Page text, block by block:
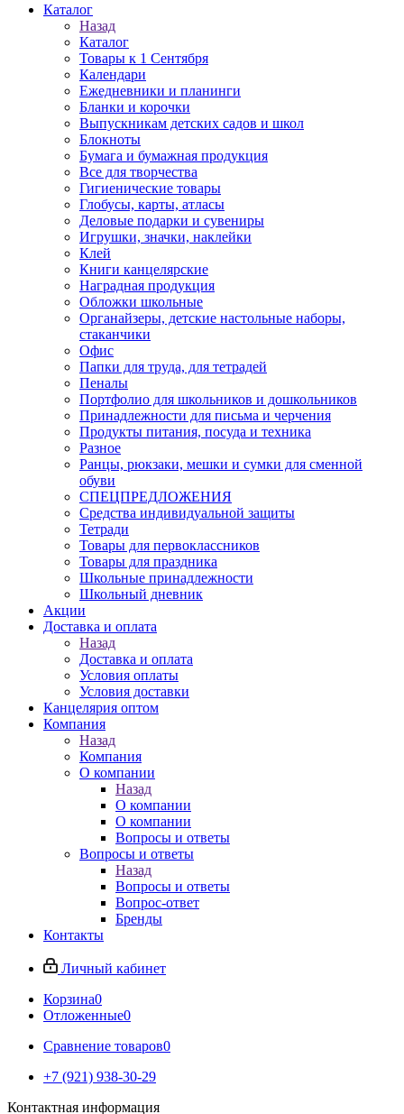
Каталог
Назад
Каталог
Товары к 1 Сентября
Календари
Ежедневники и планинги
Бланки и корочки
Выпускникам детских садов и школ
Блокноты
Бумага и бумажная продукция
Все для творчества
Гигиенические товары
Глобусы, карты, атласы
Деловые подарки и сувениры
Игрушки, значки, наклейки
Клей
Книги канцелярские
Наградная продукция
Обложки школьные
Органайзеры, детские настольные наборы,
стаканчики
Офис
Папки для труда, для тетрадей
Пеналы
Портфолио для школьников и дошкольников
Принадлежности для письма и черчения
Продукты питания, посуда и техника
Разное
Ранцы, рюкзаки, мешки и сумки для сменной
обуви
СПЕЦПРЕДЛОЖЕНИЯ
Средства индивидуальной защиты
Тетради
Товары для первоклассников
Товары для праздника
Школьные принадлежности
Школьный дневник
Акции
Доставка и оплата
Назад
Доставка и оплата
Условия оплаты
Условия доставки
Канцелярия оптом
Компания
Назад
Компания
О компании
Назад
О компании
О компании
Вопросы и ответы
Вопросы и ответы
Назад
Вопросы и ответы
Вопрос-ответ
Бренды
Контакты
Личный кабинет
Корзина0
Отложенные0
Сравнение товаров0
+7 (921) 938-30-29
Контактная информация